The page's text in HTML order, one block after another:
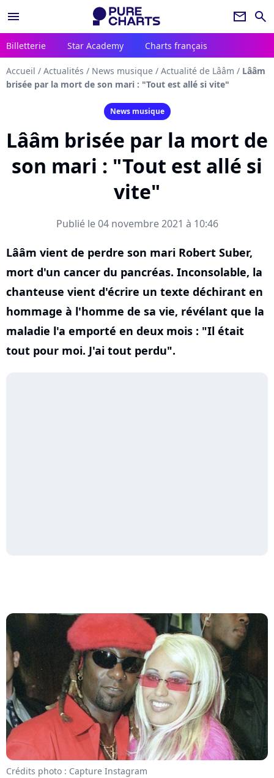
menu newsletter search
Billetterie Star Academy Charts français
Accueil / Actualités / News musique / Actualité de Lââm / Lââm
brisée par la mort de son mari : "Tout est allé si vite"
News musique
Lââm brisée par la mort de
son mari : "Tout est allé si
vite"
Publié le 04 novembre 2021 à 10:46
Lââm vient de perdre son mari Robert Suber,
mort d'un cancer du pancréas. Inconsolable, la
chanteuse vient d'écrire un texte déchirant en
hommage à l'homme de sa vie, révélant que la
maladie l'a emporté en deux mois : "Il était
tout pour moi. J'ai tout perdu".
Crédits photo : Capture Instagram